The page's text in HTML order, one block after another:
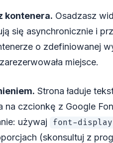
kontenera. Osadzasz
się asynchronicznie i
o zdefiniowanej
miejsce.
Strona ładuje
na czcionkę z Google
używaj
font-
(skonsultuj z